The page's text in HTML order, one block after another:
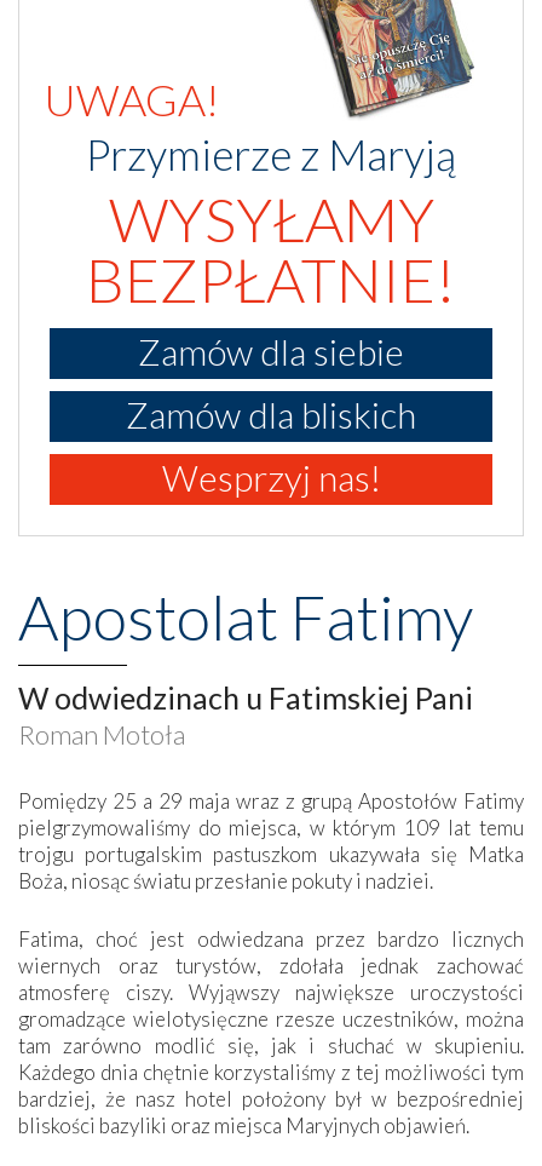
UWAGA!
Przymierze z Maryją
WYSYŁAMY
BEZPŁATNIE!
Zamów dla siebie
Zamów dla bliskich
Wesprzyj nas!
Apostolat Fatimy
W odwiedzinach u Fatimskiej Pani
Roman Motoła
Pomiędzy 25 a 29 maja wraz z grupą Apostołów Fatimy
pielgrzymowaliśmy do miejsca, w którym 109 lat temu
trojgu portugalskim pastuszkom ukazywała się Matka
Boża, niosąc światu przesłanie pokuty i nadziei.
Fatima, choć jest odwiedzana przez bardzo licznych
wiernych oraz turystów, zdołała jednak zachować
atmosferę ciszy. Wyjąwszy największe uroczystości
gromadzące wielotysięczne rzesze uczestników, można
tam zarówno modlić się, jak i słuchać w skupieniu.
Każdego dnia chętnie korzystaliśmy z tej możliwości tym
bardziej, że nasz hotel położony był w bezpośredniej
bliskości bazyliki oraz miejsca Maryjnych objawień.